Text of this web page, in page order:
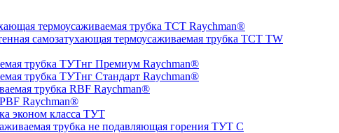
термоусаживаемая трубка ТCT Raychman®
самозатухающая термоусаживаемая трубка ТCT TW
трубка ТУТнг Премиум Raychman®
трубка ТУТнг Стандарт Raychman®
трубка RBF Raychman®
Raychman®
эконом класса ТУТ
трубка не подавляющая горения ТУТ С